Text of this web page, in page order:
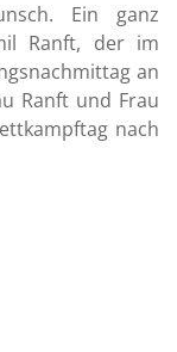
Ein ganz
Ranft, der im
an
Ranft und Frau
nach